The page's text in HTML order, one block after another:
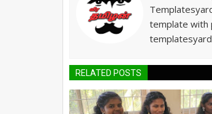
template with
RELATED POSTS